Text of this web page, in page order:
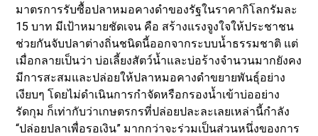
มาตรการรับซื้อปลาหมอคางดำของรัฐในราคากิโลกรัมละ
15 บาท มีเป้าหมายชัดเจน คือ สร้างแรงจูงใจให้ประชาชน
ช่วยกันจับปลาต่างถิ่นชนิดนี้ออกจากระบบน้ำธรรมชาติ แต่
เมื่อกลายเป็นว่า บ่อเลี้ยงสัตว์น้ำและบ่อร้างจำนวนมากยังคง
มีการสะสมและปล่อยให้ปลาหมอคางดำขยายพันธุ์อย่าง
เงียบๆ โดยไม่ดำเนินการกำจัดหรือกรองน้ำเข้าบ่ออย่าง
รัดกุม ก็เท่ากับว่าเกษตรกรที่ปล่อยปละละเลยเหล่านี้กำลัง
“ปล่อยปลาเพื่อรอเงิน” มากกว่าจะร่วมเป็นส่วนหนึ่งของการ